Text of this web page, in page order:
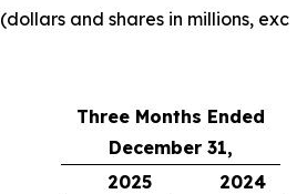
(dollars and shares in millions,
Three Months Ended
December 31,
2025
2024